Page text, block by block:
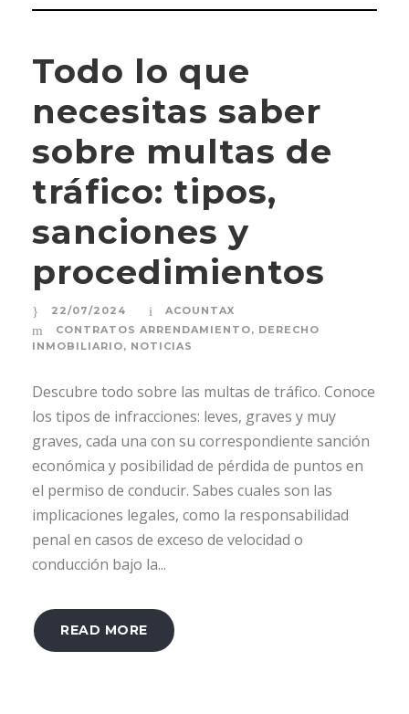
Todo lo que
necesitas saber
sobre multas de
tráfico: tipos,
sanciones y
procedimientos
22/07/2024
ACOUNTAX
CONTRATOS ARRENDAMIENTO, DERECHO
INMOBILIARIO, NOTICIAS
Descubre todo sobre las multas de tráfico. Conoce
los tipos de infracciones: leves, graves y muy
graves, cada una con su correspondiente sanción
económica y posibilidad de pérdida de puntos en
el permiso de conducir. Sabes cuales son las
implicaciones legales, como la responsabilidad
penal en casos de exceso de velocidad o
conducción bajo la...
READ MORE